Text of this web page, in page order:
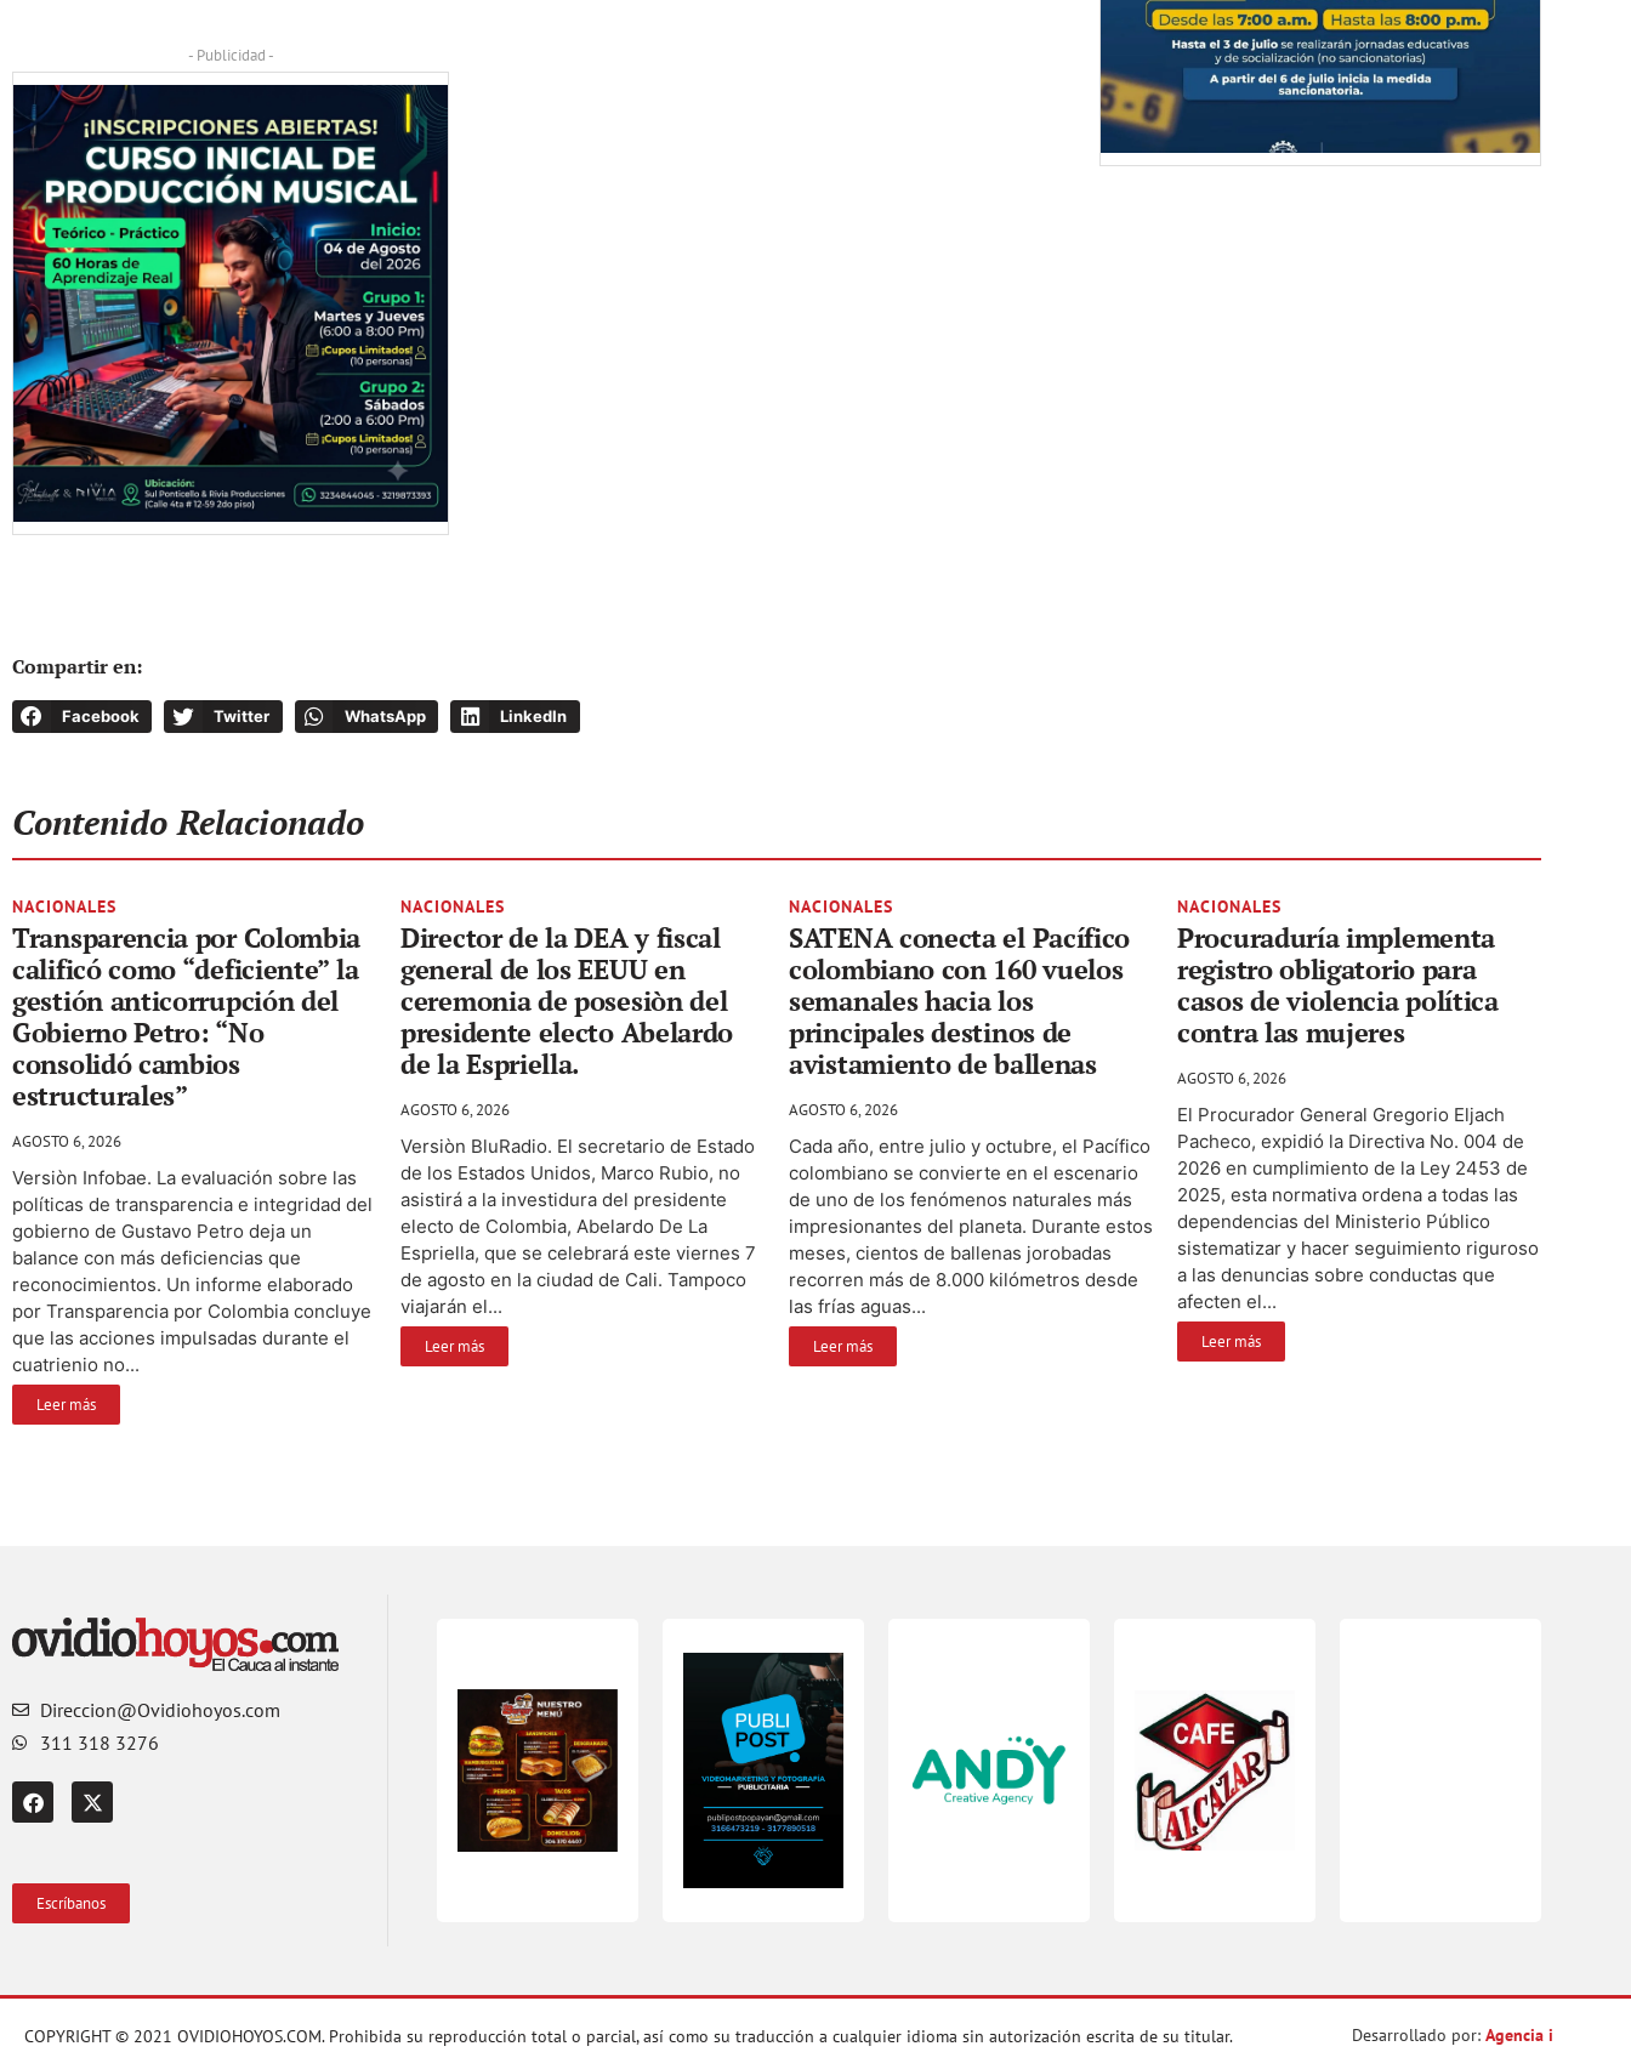
- Publicidad -
Compartir en:
Facebook Twitter WhatsApp LinkedIn
Contenido Relacionado
NACIONALES
Transparencia por Colombia
calificó como “deficiente” la
gestión anticorrupción del
Gobierno Petro: “No
consolidó cambios
estructurales”
AGOSTO 6, 2026
Versiòn Infobae. La evaluación sobre las
políticas de transparencia e integridad del
gobierno de Gustavo Petro deja un
balance con más deficiencias que
reconocimientos. Un informe elaborado
por Transparencia por Colombia concluye
que las acciones impulsadas durante el
cuatrienio no...
Leer más
NACIONALES
Director de la DEA y fiscal
general de los EEUU en
ceremonia de posesiòn del
presidente electo Abelardo
de la Espriella.
AGOSTO 6, 2026
Versiòn BluRadio. El secretario de Estado
de los Estados Unidos, Marco Rubio, no
asistirá a la investidura del presidente
electo de Colombia, Abelardo De La
Espriella, que se celebrará este viernes 7
de agosto en la ciudad de Cali. Tampoco
viajarán el...
Leer más
NACIONALES
SATENA conecta el Pacífico
colombiano con 160 vuelos
semanales hacia los
principales destinos de
avistamiento de ballenas
AGOSTO 6, 2026
Cada año, entre julio y octubre, el Pacífico
colombiano se convierte en el escenario
de uno de los fenómenos naturales más
impresionantes del planeta. Durante estos
meses, cientos de ballenas jorobadas
recorren más de 8.000 kilómetros desde
las frías aguas...
Leer más
NACIONALES
Procuraduría implementa
registro obligatorio para
casos de violencia política
contra las mujeres
AGOSTO 6, 2026
El Procurador General Gregorio Eljach
Pacheco, expidió la Directiva No. 004 de
2026 en cumplimiento de la Ley 2453 de
2025, esta normativa ordena a todas las
dependencias del Ministerio Público
sistematizar y hacer seguimiento riguroso
a las denuncias sobre conductas que
afecten el...
Leer más
Direccion@Ovidiohoyos.com
311 318 3276
Escríbanos
COPYRIGHT © 2021 OVIDIOHOYOS.COM. Prohibida su reproducción total o parcial, así como su traducción a cualquier idioma sin autorización escrita de su titular. Desarrollado por: Agencia i